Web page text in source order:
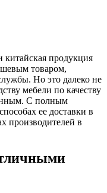
китайская продукция
товаром,
Но это далеко не
мебели по качеству
С полным
ее доставки в
производителей в